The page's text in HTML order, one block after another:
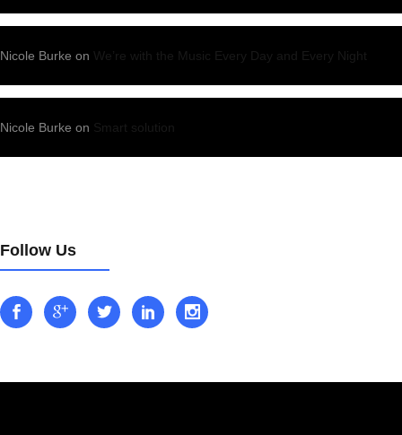
Nicole Burke on We’re with the Music Every Day and Every Night
Nicole Burke on Smart solution
Follow Us